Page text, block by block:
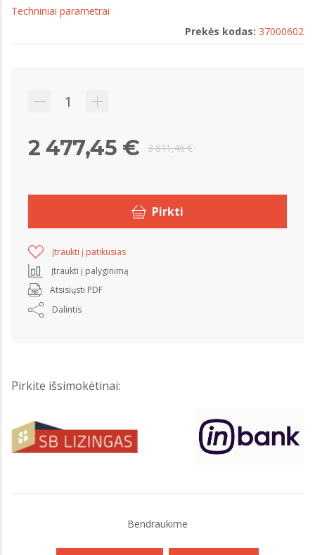
Techniniai parametrai
Prekės kodas: 37000602
3 811,46 €
2 477,45 €
Pirkti
Įtraukti į patikusias
Įtraukti į palyginimą
Atsisiųsti PDF
Dalintis
Pirkite išsimokėtinai:
Bendraukime